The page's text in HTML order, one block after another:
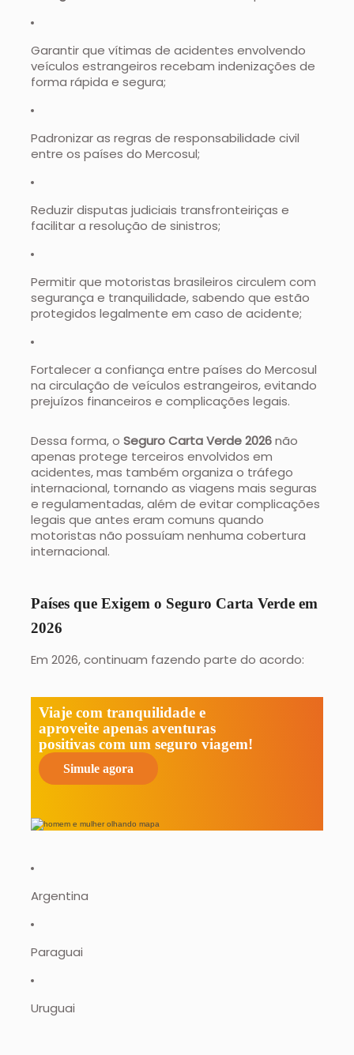
Garantir que vítimas de acidentes envolvendo
veículos estrangeiros recebam indenizações de
forma rápida e segura;
Padronizar as regras de responsabilidade civil
entre os países do Mercosul;
Reduzir disputas judiciais transfronteiriças e
facilitar a resolução de sinistros;
Permitir que motoristas brasileiros circulem com
segurança e tranquilidade, sabendo que estão
protegidos legalmente em caso de acidente;
Fortalecer a confiança entre países do Mercosul
na circulação de veículos estrangeiros, evitando
prejuízos financeiros e complicações legais.
Dessa forma, oSeguro Carta Verde 2026não
apenas protege terceiros envolvidos em
acidentes, mas também organiza o tráfego
internacional, tornando as viagens mais seguras
e regulamentadas, além de evitar complicações
legais que antes eram comuns quando
motoristas não possuíam nenhuma cobertura
internacional.
Países que Exigem o Seguro Carta Verde em
2026
Em 2026, continuam fazendo parte do acordo:
Viaje com tranquilidade e
aproveite apenas aventuras
positivas com um seguro viagem!
Simule agora
Argentina
Paraguai
Uruguai